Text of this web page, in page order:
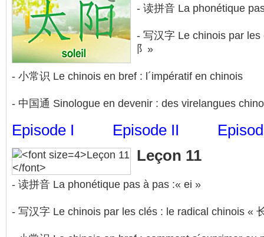
- 读拼音 La phonétique
- 写汉字 Le chinois par
阝»
- 小常识 Le chinois en bref : l´impératif en chinois
- 中国通 Sinologue en devenir : des virelangues
Episode I Episode II
Leçon 11
- 读拼音 La phonétique pas à pas :« ei »
- 写汉字 Le chinois par les clés : le radical chinois «